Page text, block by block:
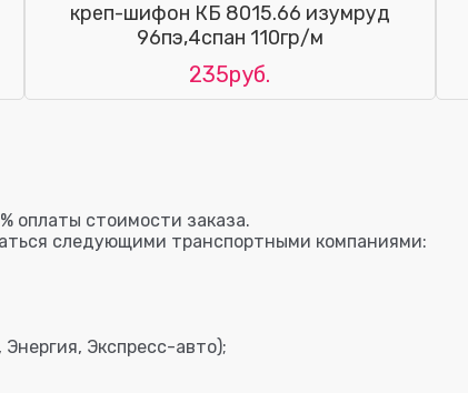
креп-шифон КБ 8015.66 изумруд
96пэ,4спан 110гр/м
235руб.
оплаты стоимости заказа.
следующими транспортными компаниями:
Экспресс-авто);